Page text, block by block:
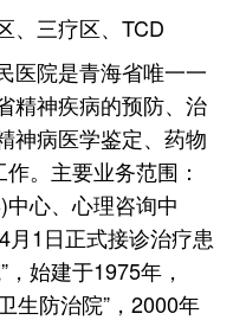
、三疗区、TCD
医院是青海省唯一一
精神疾病的预防、治
神病医学鉴定、药物
。主要业务范围：
心、心理咨询中
1日正式接诊治疗患
始建于1975年，
生防治院”，2000年